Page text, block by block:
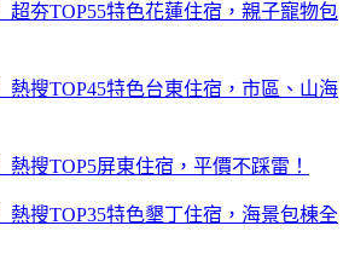
超夯TOP55特色花蓮住宿，親子寵物包
熱搜TOP45特色台東住宿，市區、山海
熱搜TOP5屏東住宿，平價不踩雷！
熱搜TOP35特色墾丁住宿，海景包棟全